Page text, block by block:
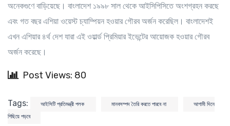
অনেকগুণে বাড়িয়েছে। বাংলাদেশ ১৯৯৮ সাল থেকে আইসিপিসিতে অংশগ্রহন করছে
এবং গত বছর এশিয়া ওয়েস্ট চ্যাম্পিয়ন হওয়ার গৌরব অর্জন করেছিল। বাংলাদেশই
এখন এশিয়ার ৪র্থ দেশ যারা এই ওয়ার্ল্ড প্রিমিয়ার ইভেন্টের আয়োজক হওয়ার গৌরব
অর্জন করেছে।
Post Views: 80
Tags: আইসিটি প্রতিমন্ত্রী পলক মানবসম্পদ তৈরি করতে পারবে না
আগামী দিনে
পিছিয়ে পড়বে